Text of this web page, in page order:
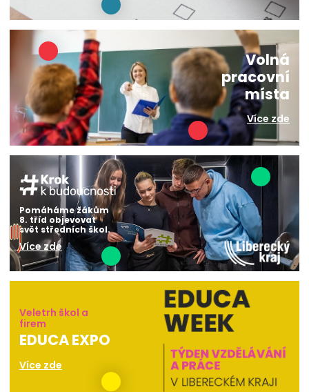
Volná
pracovní
místa
Více zde
Pomáháme žákům
8. tříd objevovat
svět středních škol.
Více zde
Veletrh škol a
firem
EDUCA EXPO
Více zde